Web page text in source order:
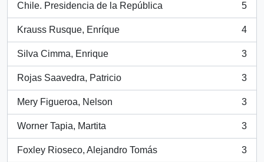
Chile. Presidencia de la República
, 5 results
5
Krauss Rusque, Enríque
, 4 results
4
Silva Cimma, Enrique
, 3 results
3
Rojas Saavedra, Patricio
, 3 results
3
Mery Figueroa, Nelson
, 3 results
3
Worner Tapia, Martita
, 3 results
3
Foxley Rioseco, Alejandro Tomás
, 3 results
3